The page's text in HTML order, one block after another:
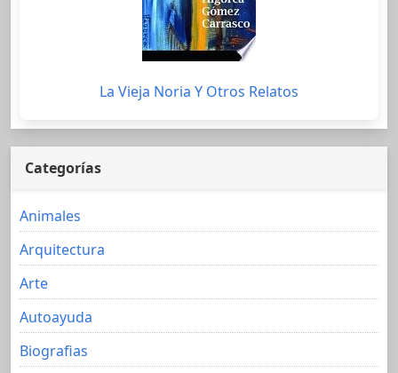
La Vieja Noria Y Otros Relatos
Categorías
Animales
Arquitectura
Arte
Autoayuda
Biografias